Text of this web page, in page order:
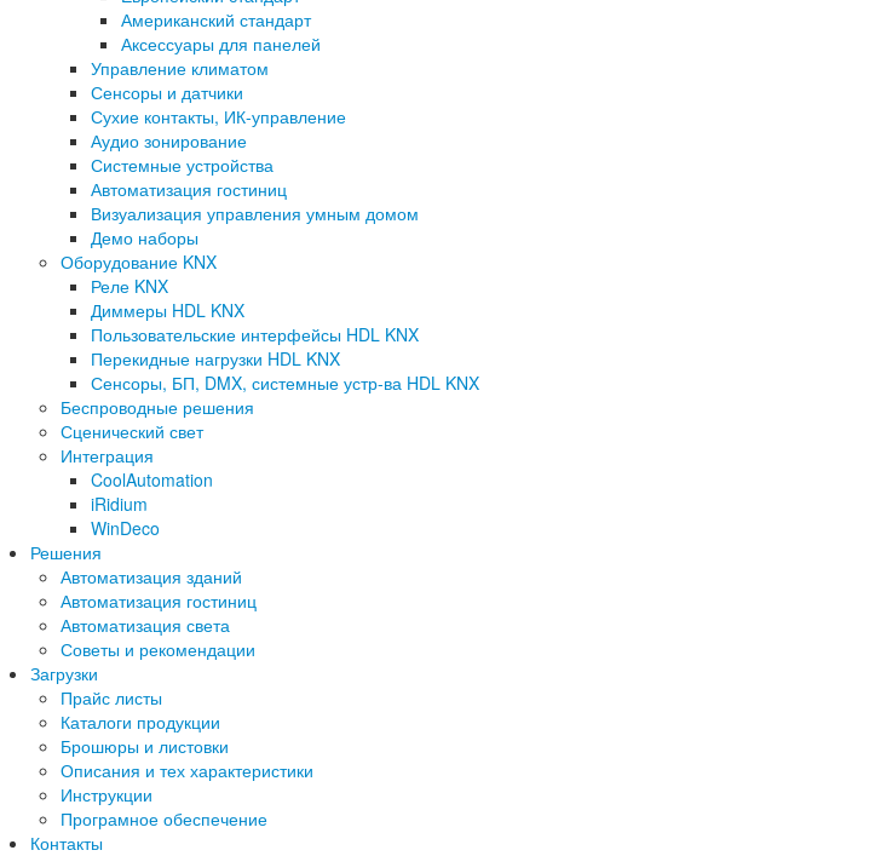
Американский стандарт
Аксессуары для панелей
Управление климатом
Сенсоры и датчики
Сухие контакты, ИК-управление
Аудио зонирование
Системные устройства
Автоматизация гостиниц
Визуализация управления умным домом
Демо наборы
Оборудование KNX
Реле KNX
Диммеры HDL KNX
Пользовательские интерфейсы HDL KNX
Перекидные нагрузки HDL KNX
Сенсоры, БП, DMX, системные устр-ва HDL KNX
Беспроводные решения
Сценический свет
Интеграция
CoolAutomation
iRidium
WinDeco
Решения
Автоматизация зданий
Автоматизация гостиниц
Автоматизация света
Советы и рекомендации
Загрузки
Прайс листы
Каталоги продукции
Брошюры и листовки
Описания и тех характеристики
Инструкции
Програмное обеспечение
Контакты